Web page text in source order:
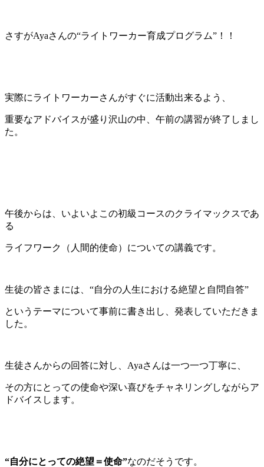
さすがAyaさんの“ライトワーカー育成プログラム”！！
実際にライトワーカーさんがすぐに活動出来るよう、
重要なアドバイスが盛り沢山の中、午前の講習が終了しまし
た。
午後からは、いよいよこの初級コースのクライマックスであ
る
ライフワーク（人間的使命）についての講義です。
生徒の皆さまには、“自分の人生における絶望と自問自答”
というテーマについて事前に書き出し、発表していただきま
した。
生徒さんからの回答に対し、Ayaさんは一つ一つ丁寧に、
その方にとっての使命や深い喜びをチャネリングしながらア
ドバイスします。
“自分にとっての絶望＝使命”なのだそうです。